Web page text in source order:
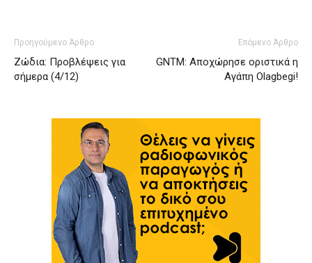
Προηγούμενο Άρθρο
Ζώδια: Προβλέψεις για
σήμερα (4/12)
Επόμενο Άρθρο
GNTM: Αποχώρησε οριστικά η
Αγάπη Olagbegi!